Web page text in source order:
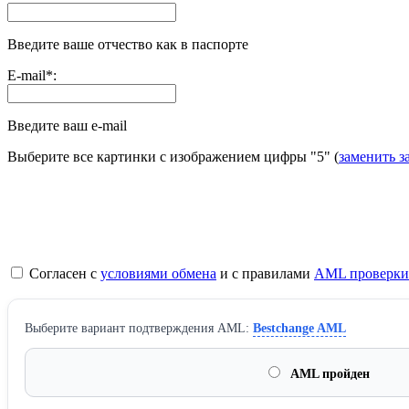
Введите ваше отчество как в паспорте
E-mail*:
Введите ваш e-mail
Выберите все картинки с изображением цифры "5" (заменить
Согласен с условиями обмена и с правилами AML проверки
Выберите вариант подтверждения AML: Bestchange AML
AML пройден